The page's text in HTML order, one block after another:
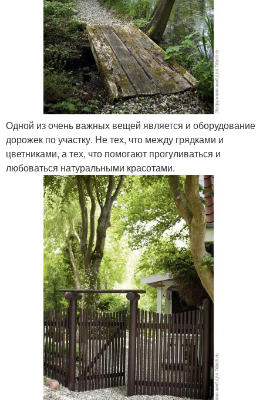
Одной из очень важных вещей является и оборудование
дорожек по участку. Не тех, что между грядками и
цветниками, а тех, что помогают прогуливаться и
любоваться натуральными красотами.